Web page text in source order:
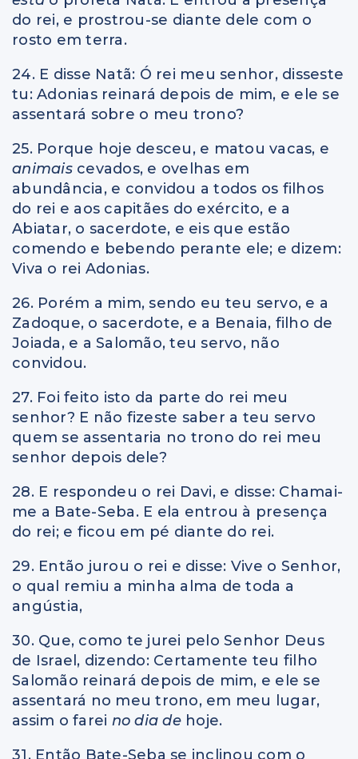
do rei, e prostrou-se diante dele com o
rosto em terra.
24. E disse Natã: Ó rei meu senhor, disseste
tu: Adonias reinará depois de mim, e ele se
assentará sobre o meu trono?
25. Porque hoje desceu, e matou vacas, e
animais cevados, e ovelhas em
abundância, e convidou a todos os filhos
do rei e aos capitães do exército, e a
Abiatar, o sacerdote, e eis que estão
comendo e bebendo perante ele; e dizem:
Viva o rei Adonias.
26. Porém a mim, sendo eu teu servo, e a
Zadoque, o sacerdote, e a Benaia, filho de
Joiada, e a Salomão, teu servo, não
convidou.
27. Foi feito isto da parte do rei meu
senhor? E não fizeste saber a teu servo
quem se assentaria no trono do rei meu
senhor depois dele?
28. E respondeu o rei Davi, e disse: Chamai-
me a Bate-Seba. E ela entrou à presença
do rei; e ficou em pé diante do rei.
29. Então jurou o rei e disse: Vive o Senhor,
o qual remiu a minha alma de toda a
angústia,
30. Que, como te jurei pelo Senhor Deus
de Israel, dizendo: Certamente teu filho
Salomão reinará depois de mim, e ele se
assentará no meu trono, em meu lugar,
assim o farei no dia de hoje.
31. Então Bate-Seba se inclinou com o